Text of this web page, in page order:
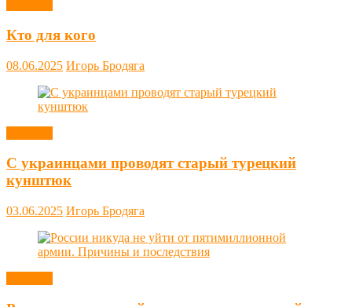
Кто для кого
08.06.2025 Игорь Бродяга
С украинцами проводят старый турецкий
кунштюк
03.06.2025 Игорь Бродяга